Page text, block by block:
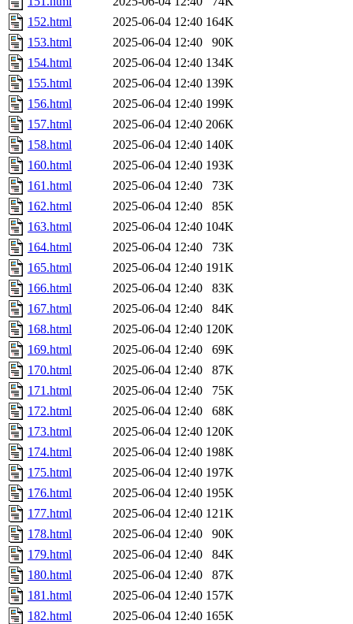
152.html
2025-06-04 12:40 164K
153.html
2025-06-04 12:40
90K
154.html
2025-06-04 12:40 134K
155.html
2025-06-04 12:40 139K
156.html
2025-06-04 12:40 199K
157.html
2025-06-04 12:40 206K
158.html
2025-06-04 12:40 140K
160.html
2025-06-04 12:40 193K
161.html
2025-06-04 12:40
73K
162.html
2025-06-04 12:40
85K
163.html
2025-06-04 12:40 104K
164.html
2025-06-04 12:40
73K
165.html
2025-06-04 12:40 191K
166.html
2025-06-04 12:40
83K
167.html
2025-06-04 12:40
84K
168.html
2025-06-04 12:40 120K
169.html
2025-06-04 12:40
69K
170.html
2025-06-04 12:40
87K
171.html
2025-06-04 12:40
75K
172.html
2025-06-04 12:40
68K
173.html
2025-06-04 12:40 120K
174.html
2025-06-04 12:40 198K
175.html
2025-06-04 12:40 197K
176.html
2025-06-04 12:40 195K
177.html
2025-06-04 12:40 121K
178.html
2025-06-04 12:40
90K
179.html
2025-06-04 12:40
84K
180.html
2025-06-04 12:40
87K
181.html
2025-06-04 12:40 157K
182.html
2025-06-04 12:40 165K